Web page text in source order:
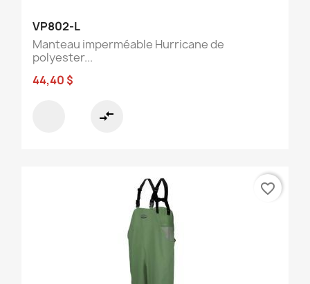
VP802-L
Manteau imperméable Hurricane de
polyester...
44,40 $
compare_arrows
favorite_border